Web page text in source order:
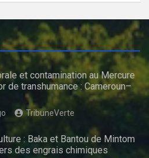
et contamination au Mercure
de transhumance : Cameroun–
TribuneVerte
: Baka et Bantou de Mintom
des engrais chimiques